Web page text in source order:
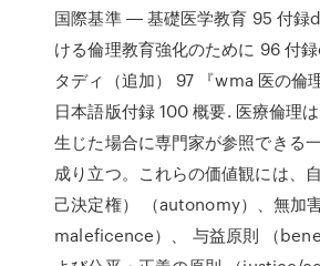
国際基準 ― 基礎医学教育 95 付録
ける倫理教育強化のために 96 付
タディ（追加） 97 『wma 医の倫
日本語版付録 100 概要. 医療倫理
生じた場合に専門家が参照できる
成り立つ。これらの価値観には、
己決定権） （autonomy）、無加
maleficence）、 与益原則 （